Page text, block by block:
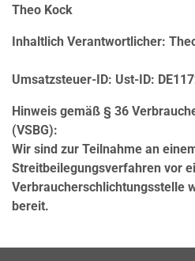
Theo Kock
Inhaltlich Verantwortlicher:
Umsatzsteuer-ID: Ust-ID:
Hinweis gemäß § 36
(VSBG):
Wir sind zur Teilnahme an
Streitbeilegungsverfahren vor
Verbraucherschlichtungsstelle
bereit.